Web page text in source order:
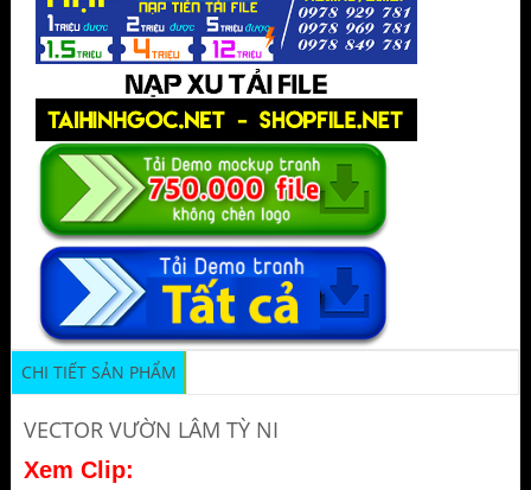
CHI TIẾT SẢN PHẨM
VECTOR VƯỜN LÂM TỲ NI
Xem Clip: